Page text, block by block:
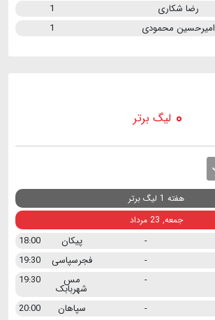
رضا شکاری
1
امیرحسین محمودی 1
لیگ برتر
هفته 1 لیگ برتر
جمعه, 23 مرداد
- پیکان
18:00
- فجرسپاسی
19:30
- مس
شهربابک
19:30
- سپاهان
20:00